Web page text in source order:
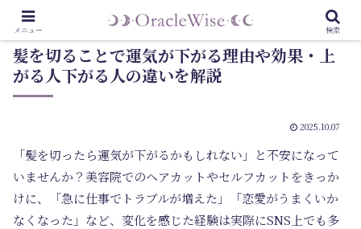
髪を切ることで運気が下がる理由や効果・上
がる人下がる人の違いを解説
2025.10.07
「髪を切ったら運気が下がるかもしれない」と不安になって
いませんか？美容院でのヘアカットやセルフカットをきっか
けに、「急に仕事でトラブルが増えた」「恋愛がうまくいか
なくなった」など、変化を感じた経験は実際にSNS上でも多
メニュー 検索